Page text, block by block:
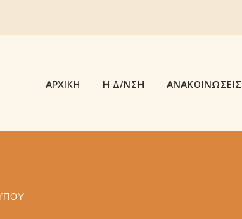
ΑΡΧΙΚΉ Η Δ/ΝΣΗ ΑΝΑΚΟΙΝΏΣΕΙΣ